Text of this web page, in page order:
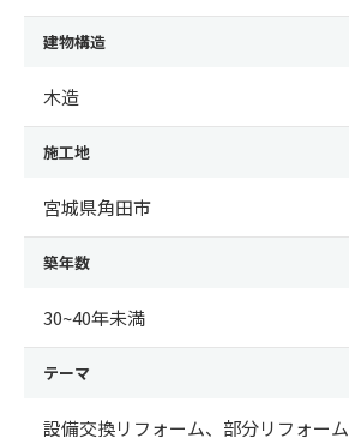
建物構造
木造
施工地
宮城県角田市
築年数
30~40年未満
テーマ
設備交換リフォーム、部分リフォーム